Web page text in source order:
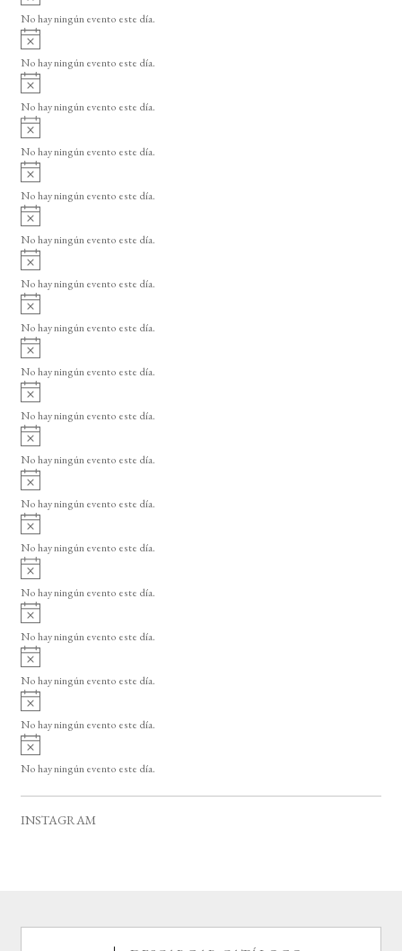
o
v
i
o
No hay ningún evento este día.
A
v
i
o
No hay ningún evento este día.
A
v
i
o
No hay ningún evento este día.
A
v
i
o
No hay ningún evento este día.
A
v
i
o
No hay ningún evento este día.
A
v
i
o
No hay ningún evento este día.
A
v
i
o
No hay ningún evento este día.
A
v
i
o
No hay ningún evento este día.
A
v
i
o
No hay ningún evento este día.
A
v
i
o
No hay ningún evento este día.
A
v
i
o
No hay ningún evento este día.
A
v
i
o
No hay ningún evento este día.
A
v
i
o
No hay ningún evento este día.
A
v
i
o
No hay ningún evento este día.
A
v
i
o
No hay ningún evento este día.
A
v
i
o
No hay ningún evento este día.
A
v
i
o
No hay ningún evento este día.
A
v
i
No hay ningún evento este día.
INSTAGRAM